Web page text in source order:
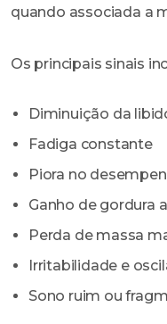
quando associada a
Os principais sinais
Diminuição da
Fadiga constante
Piora no
Ganho de gordura
Perda de massa
Irritabilidade e
Sono ruim ou